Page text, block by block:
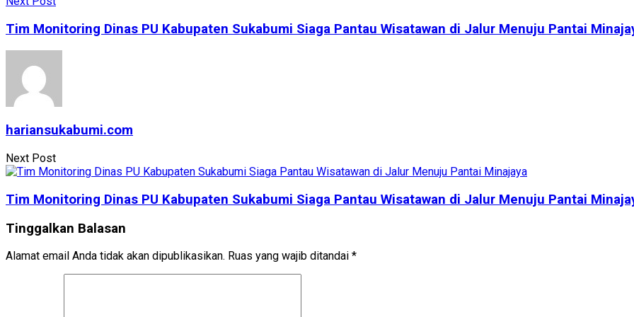
Tim Monitoring Dinas PU Kabupaten Sukabumi Siaga Pantau Wisatawan di Jalur Menuju Pantai
hariansukabumi.com
Next Post
Tim Monitoring Dinas PU Kabupaten Sukabumi Siaga Pantau Wisatawan di Jalur Menuju Pantai
Tinggalkan Balasan
Alamat email Anda tidak akan dipublikasikan. Ruas yang wajib ditandai *